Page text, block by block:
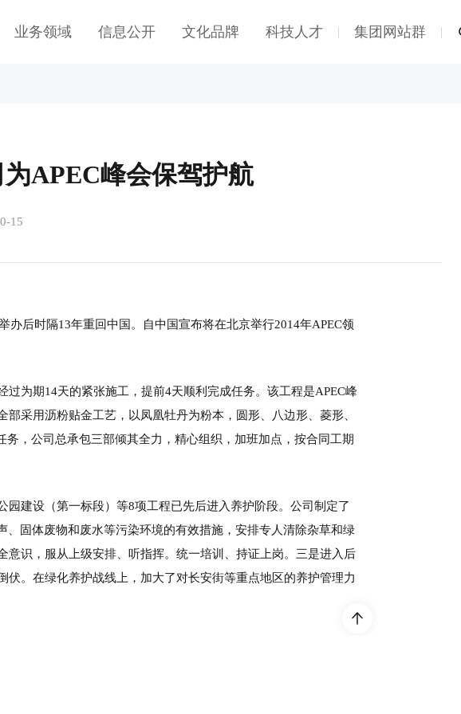
业务领域 信息公开 文化品牌 科技人才 | 集团网站群 |
APEC峰会保驾护航
15
后时隔13年重回中国。自中国宣布将在北京举行2014年APEC领
为期14天的紧张施工，提前4天顺利完成任务。该工程是APEC峰
采用沥粉贴金工艺，以凤凰牡丹为粉本，圆形、八边形、菱形、
，公司总承包三部倾其全力，精心组织，加班加点，按合同工期
建设（第一标段）等8项工程已先后进入养护阶段。公司制定了
固体废物和废水等污染环境的有效措施，安排专人清除杂草和绿
识，服从上级安排、听指挥。统一培训、持证上岗。三是进入后
。在绿化养护战线上，加大了对长安街等重点地区的养护管理力